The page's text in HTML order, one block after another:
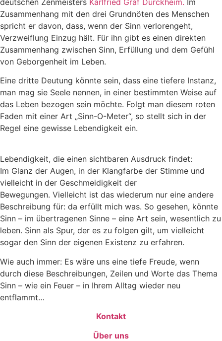
Zusammenhang mit den drei Grundnöten des Menschen
spricht er davon, dass, wenn der Sinn verlorengeht,
Verzweiflung Einzug hält. Für ihn gibt es einen direkten
Zusammenhang zwischen Sinn, Erfüllung und dem Gefühl
von Geborgenheit im Leben.
Eine dritte Deutung könnte sein, dass eine tiefere Instanz,
man mag sie Seele nennen, in einer bestimmten Weise auf
das Leben bezogen sein möchte. Folgt man diesem roten
Faden mit einer Art „Sinn-O-Meter“, so stellt sich in der
Regel eine gewisse Lebendigkeit ein.
Lebendigkeit, die einen sichtbaren Ausdruck findet:
Im Glanz der Augen, in der Klangfarbe der Stimme und
vielleicht in der Geschmeidigkeit der
Bewegungen. Vielleicht ist das wiederum nur eine andere
Beschreibung für: da erfüllt mich was. So gesehen, könnte
Sinn – im übertragenen Sinne – eine Art sein, wesentlich zu
leben. Sinn als Spur, der es zu folgen gilt, um vielleicht
sogar den Sinn der eigenen Existenz zu erfahren.
Wie auch immer: Es wäre uns eine tiefe Freude, wenn
durch diese Beschreibungen, Zeilen und Worte das Thema
Sinn – wie ein Feuer – in Ihrem Alltag wieder neu
entflammt…
Kontakt
Über uns